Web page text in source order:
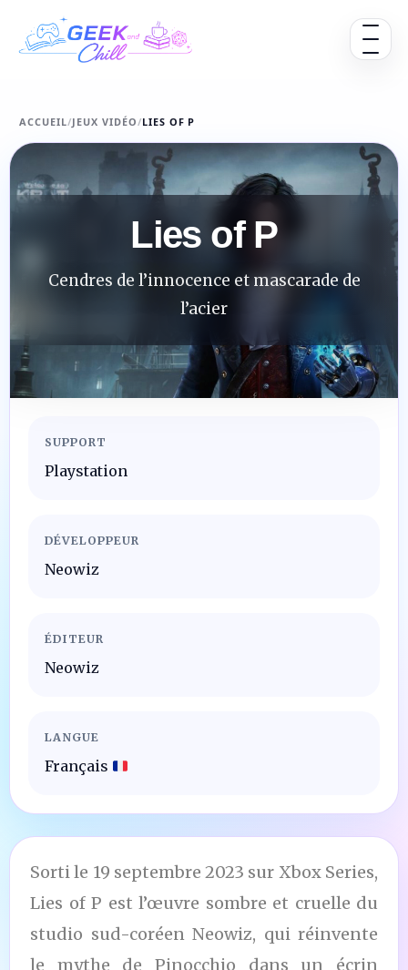
Ouvrir
ACCUEIL/JEUX VIDÉO/LIES OF P
Lies of P
Cendres de l’innocence et mascarade de
l’acier
SUPPORT
Playstation
DÉVELOPPEUR
Neowiz
ÉDITEUR
Neowiz
LANGUE
Français
Sorti le 19 septembre 2023 sur Xbox Series,
Lies of P est l’œuvre sombre et cruelle du
studio sud-coréen Neowiz, qui réinvente
le mythe de Pinocchio dans un écrin